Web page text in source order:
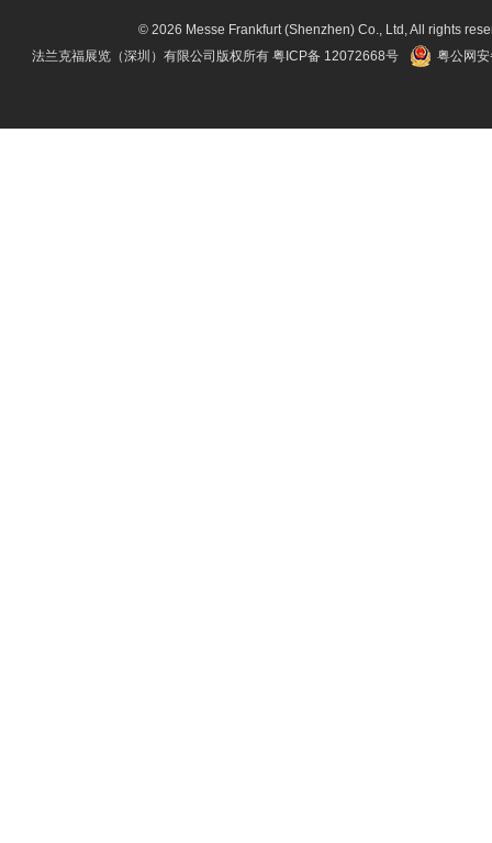
© 2026 Messe Frankfurt (Shenzhen) Co., Ltd, All rights
法兰克福展览（深圳）有限公司版权所有 粤ICP备 12072668号 粤公网